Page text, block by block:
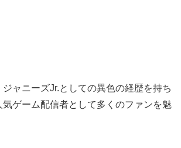
ャニーズJr.としての異色の経歴を持ち
気ゲーム配信者として多くのファンを魅